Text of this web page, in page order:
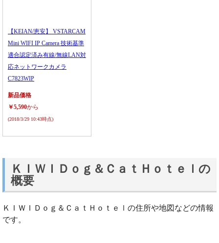
【KEIAN/恵安】 VSTARCAM
Mini WIFI IP Camera 技術基準
適合認定済み有線/無線LAN対
応ネットワークカメラ
C7823WIP
新品価格
￥5,590から
(2018/3/29 10:43時点)
ＫＩＷＩＤｏｇ＆ＣａｔＨｏｔｅｌの
概要
ＫＩＷＩＤｏｇ＆ＣａｔＨｏｔｅｌの住所や地図などの情報
です。